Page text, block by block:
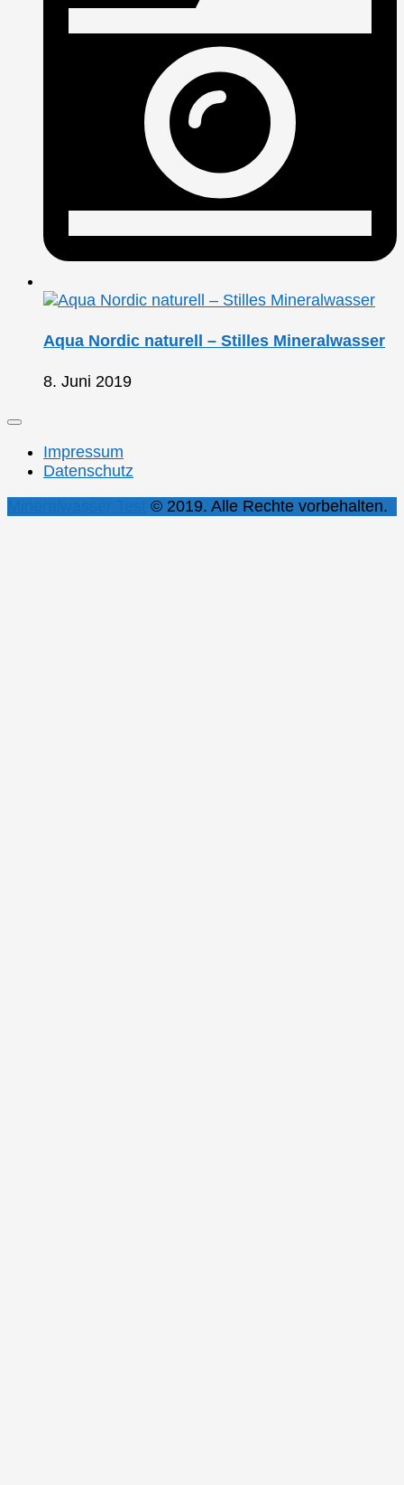
Aqua Nordic naturell – Stilles Mineralwasser
8. Juni 2019
Impressum
Datenschutz
© 2019. Alle Rechte vorbehalten.